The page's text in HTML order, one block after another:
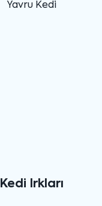
Yavru Kedi
Kedi Irkları